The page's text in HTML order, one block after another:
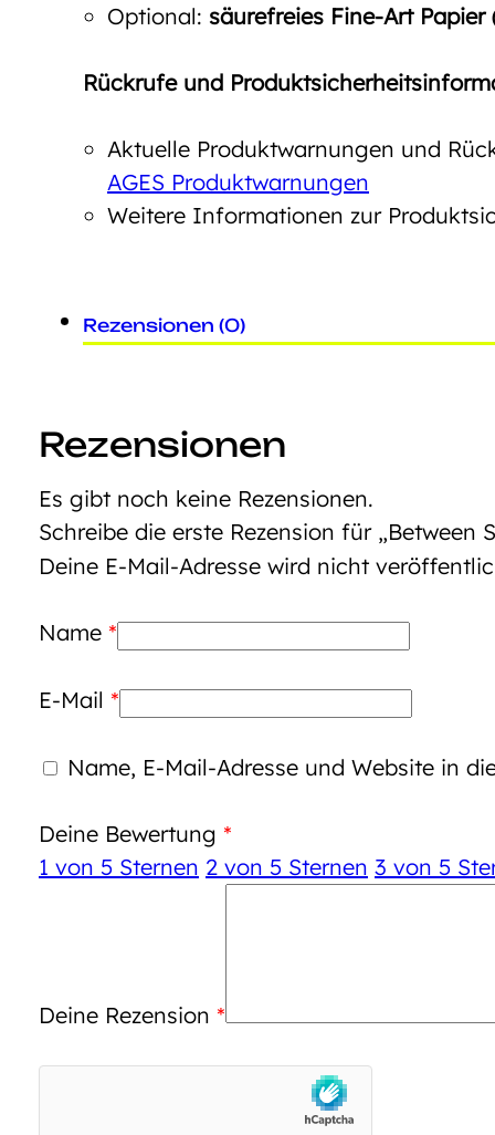
Optional: säurefreies Fine-Art
Rückrufe und
Aktuelle Produktwarnungen und
AGES Produktwarnungen
Weitere Informationen zur
Rezensionen (0)
Rezensionen
Es gibt noch keine Rezensionen.
Schreibe die erste Rezension für „Between
Deine E-Mail-Adresse wird nicht
Name *
E-Mail *
Name, E-Mail-Adresse und Website in
Deine Bewertung *
1 von 5 Sternen 2 von 5 Sternen 3 von 5
Deine Rezension *